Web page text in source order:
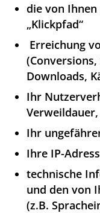
die von
„Klickpfad“
Erreichung
Downloads,
Ihr
Ihr
Ihre IP-
technische
und den von
(z.B.